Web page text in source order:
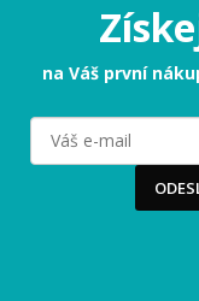
Používáme
zajímá.
vás
na Váš první